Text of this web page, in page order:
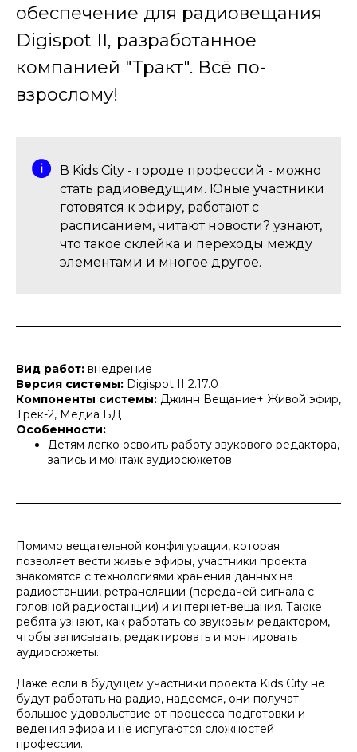
обеспечение для радиовещания
Digispot II, разработанное
компанией "Тракт". Всё по-
взрослому!
В Kids City - городе профессий - можно
стать радиоведущим. Юные участники
готовятся к эфиру, работают с
расписанием, читают новости? узнают,
что такое склейка и переходы между
элементами и многое другое.
Вид работ: внедрение
Версия системы: Digispot II 2.17.0
Компоненты системы: Джинн Вещание+ Живой эфир,
Трек-2, Медиа БД
Особенности:
Детям легко освоить работу звукового редактора,
запись и монтаж аудиосюжетов.
Помимо вещательной конфигурации, которая
позволяет вести живые эфиры, участники проекта
знакомятся с технологиями хранения данных на
радиостанции, ретрансляции (передачей сигнала с
головной радиостанции) и интернет-вещания. Также
ребята узнают, как работать со звуковым редактором,
чтобы записывать, редактировать и монтировать
аудиосюжеты.
Даже если в будущем участники проекта Kids City не
будут работать на радио, надеемся, они получат
большое удовольствие от процесса подготовки и
ведения эфира и не испугаются сложностей
профессии.